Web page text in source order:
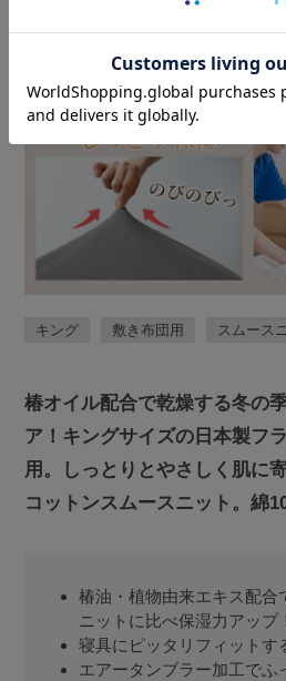
キング 敷き布団用 スムース
椿オイル配合で乾燥する冬の
ア！キングサイズの日本製フ
用。しっとりとやさしく肌に
コットンスムースニット。綿
椿油・植物由来エキス配合
ニットに比べ保湿力アップ！
寝具にピッタリフィットす
エアータンブラー加工でふ